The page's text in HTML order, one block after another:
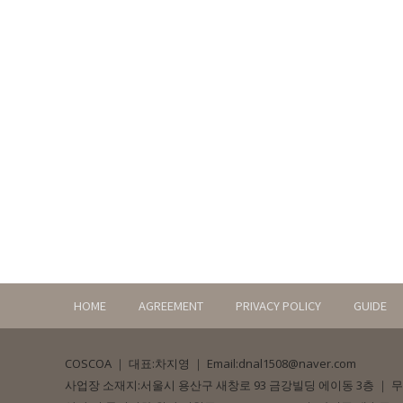
HOME AGREEMENT PRIVACY POLICY GUIDE
COSCOA ｜ 대표:차지영 ｜ Email:dnal1508@naver.com
사업장 소재지:서울시 용산구 새창로 93 금강빌딩 에이동 3층 ｜